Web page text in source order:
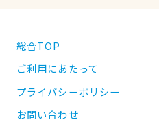
総合TOP
ご利用にあたって
プライバシーポリシー
お問い合わせ